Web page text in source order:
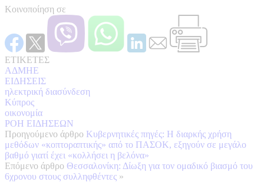
Κοινοποίηση σε
ΕΤΙΚΕΤΕΣ
ΑΔΜΗΕ
ΕΙΔΗΣΕΙΣ
ηλεκτρική διασύνδεση
Κύπρος
οικονομία
ΡΟΗ ΕΙΔΗΣΕΩΝ
Προηγούμενο άρθρο Κυβερνητικές πηγές: Η διαρκής χρήση
μεθόδων «κοπτοραπτικής» από το ΠΑΣΟΚ, εξηγούν σε μεγάλο
βαθμό γιατί έχει «κολλήσει η βελόνα»
Επόμενο άρθρο Θεσσαλονίκη: Δίωξη για τον ομαδικό βιασμό του
6χρονου στους συλληφθέντες »